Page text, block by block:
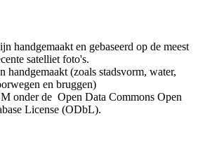
handgemaakt en gebaseerd op de meest
satelliet foto's.
handgemaakt (zoals stadsvorm, water,
en bruggen)
onder de Open Data Commons Open
License (ODbL).